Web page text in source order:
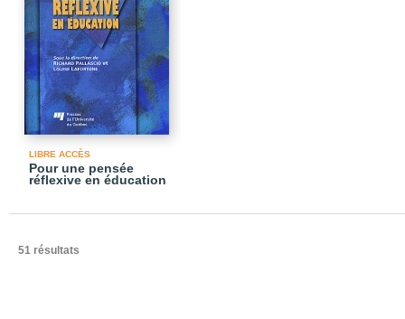
LIBRE ACCÈS
Pour une pensée
réflexive en éducation
51 résultats